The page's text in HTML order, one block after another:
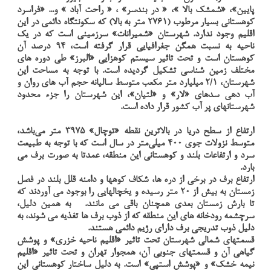
پایین»، «شمشک بالا »، « در بندسر» ، « راحت آباد » و... «فراسرد
کوهستانی بسیار مرطوب (2761 متر به بالا) که سکونتگاه دائمی در این
اقلیم وجود ندارد. شهرستان «شمیرانات» سرزمینی است که در یک
ناحیه به نسبت همگن جغرافیایی قرار گرفته است، 94 درصد آن
کوهستان است و تحت تاثیر سیستم کوهزایی «البرز» طی دوره های
مختلف زمین شناسی تشکیل گردیده است. با توجه به مساحت این
شهرستان، 2/1 میلیارد متر مکعب متوسط سالیانه حجم آب های روان و
آب دهی سدهای «لار» و «لتیان»، این شهرستان را جزء محدود
شهرستانهای پر آب کشور قرار داده است.
ارتفاع از سطح دریا در بالاترین نقطه «توچال» 3975 متر می‌باشد،
متوسط نزولات جوی 400 میلی‌متر در سال است که با توجه به طبیعت
سرد و ارتفاعات بلند و کوهستانی این منطقه، عمدتا به صورت برف می
بارد.
ارتفاع برف در برخی از دره ها، شکاف کوهها و دامنه قلل بلند در فصل
زمستان به بیش از 20 متر رسیده و یخچالهایی را بوجود می آوردند که
تا بارش زمستان بعدی همچنان باقی می مانند. به همین دلیل،
سرچشمه رودخانه های این منطقه که از ذوب برف ها تغذیه می شوند، به
دلیل ذوب تدریجی برف دارای رژیم دائمی هستند.
قسمتهای شمالی شهرستان تحت تاثیر «اقلیم ناحیه خزری» و پوشش
گیاهی آن و قسمتهای جنوبی آن، همجوار تهران و تحت تاثیر «اقلیم
نیمه خشک» و «پوشش استپی» است. به دلیل ساختار کوهستانی این